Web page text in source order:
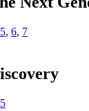
5, 6, 7
5